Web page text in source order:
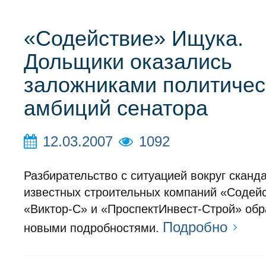
«Содействие» Ищука.
Дольщики оказались
заложниками
амбиций сенатора
12.03.2007 1092
Разбирательство с ситуацией вокруг
известных строительных компаний
«Виктор-С» и «ПроспектИнвест-Строй»
новыми подробностями. Подробно